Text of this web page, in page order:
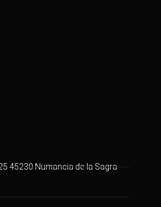
45230 Numancia de la Sagra